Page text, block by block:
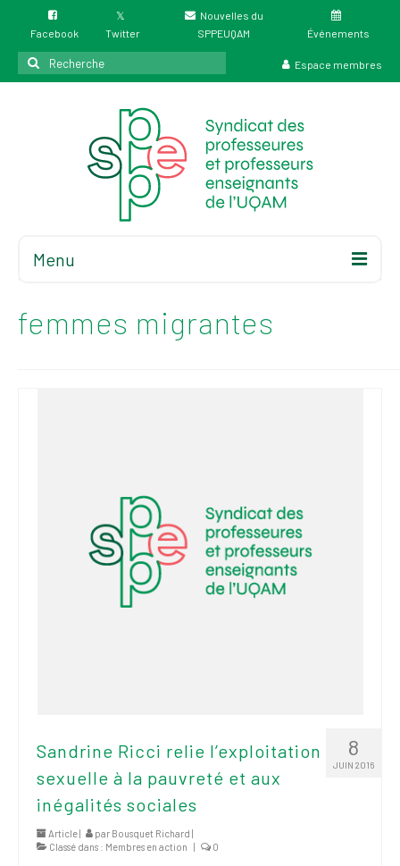
Facebook Twitter
Nouvelles du
SPPEUQAM
Événements
Rechercher
:
Espace membres
Menu
Statuts et
règlements
Politiques
d’écran – Place à
notre valorisation
Vignettes
femmes migrantes
8
JUIN 2016
Sandrine Ricci relie l’exploitation
sexuelle à la pauvreté et aux
inégalités sociales
Article | par Bousquet Richard |
Classé dans : Membres en action | 0